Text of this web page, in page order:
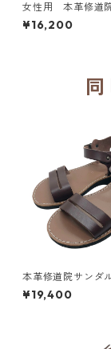
女性用 本革修道
ル ヒルデガルド（
GARDE／フランス
¥16,200
本革修道院サンダ
ヘムBethléem（茶
ス ベトレヘム修
¥19,400